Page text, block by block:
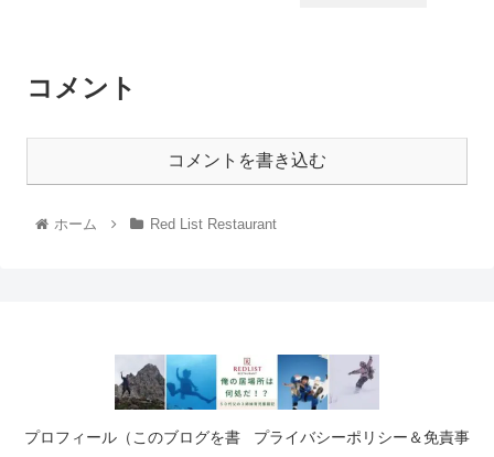
コメント
コメントを書き込む
ホーム Red List Restaurant
プロフィール（このブログを書
プライバシーポリシー＆免責事